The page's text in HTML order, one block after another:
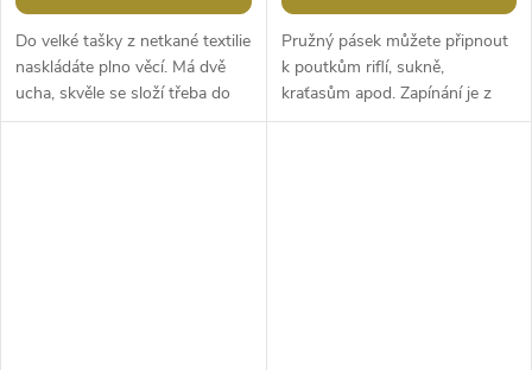
Do velké tašky z netkané textilie
naskládáte plno věcí. Má dvě
ucha, skvěle se složí třeba do
kabelky. Díky opakovanému
Pružný pásek můžete připnout
k poutkům riflí, sukně,
kraťasům apod. Zapínání je z
eko kůže s kovovým patentem,